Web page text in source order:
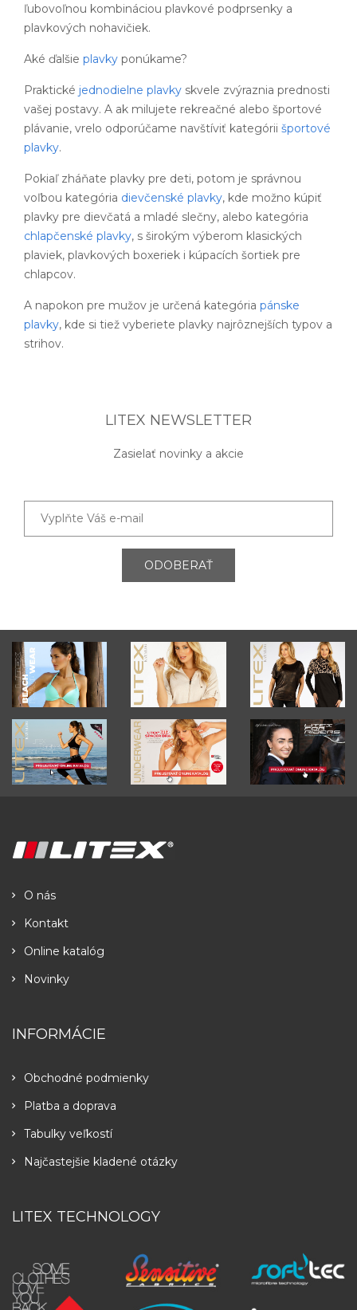
ľubovoľnou kombináciou plavkové podprsenky a
plavkových nohavičiek.
Aké ďalšie plavky ponúkame?
Praktické jednodielne plavky skvele zvýraznia prednosti
vašej postavy. A ak milujete rekreačné alebo športové
plávanie, vrelo odporúčame navštíviť kategórii športové
plavky.
Pokiaľ zháňate plavky pre deti, potom je správnou
voľbou kategória dievčenské plavky, kde možno kúpiť
plavky pre dievčatá a mladé slečny, alebo kategória
chlapčenské plavky, s širokým výberom klasických
plaviek, plavkových boxeriek i kúpacích šortiek pre
chlapcov.
A napokon pre mužov je určená kategória pánske
plavky, kde si tiež vyberiete plavky najrôznejších typov a
strihov.
LITEX NEWSLETTER
Zasielať novinky a akcie
ODOBERAŤ
O nás
Kontakt
Online katalóg
Novinky
INFORMÁCIE
Obchodné podmienky
Platba a doprava
Tabulky veľkostí
Najčastejšie kladené otázky
LITEX TECHNOLOGY